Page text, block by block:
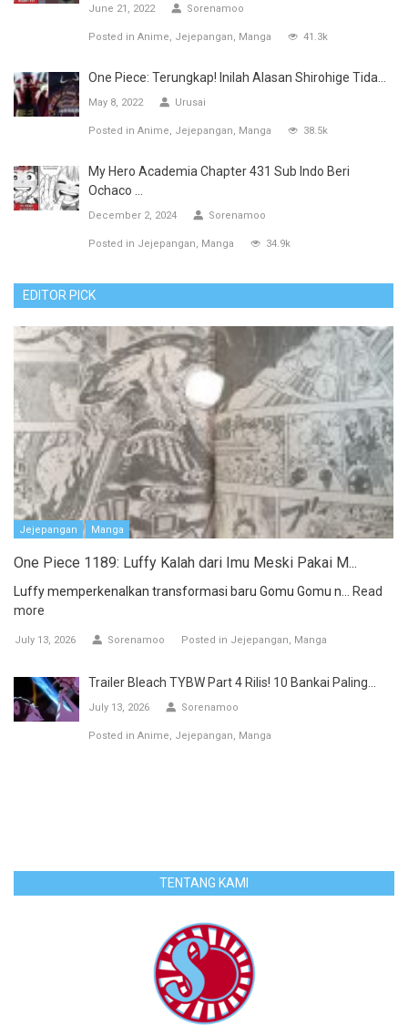
June 21, 2022 Sorenamoo
Posted in Anime Jejepangan Manga 41.3k
One Piece: Terungkap! Inilah Alasan Shirohige Tida...
May 8, 2022 Urusai
Posted in Anime Jejepangan Manga 38.5k
My Hero Academia Chapter 431 Sub Indo Beri
Ochaco ...
December 2, 2024 Sorenamoo
Posted in Jejepangan Manga 34.9k
EDITOR PICK
Jejepangan Manga
One Piece 1189: Luffy Kalah dari Imu Meski Pakai M...
Luffy memperkenalkan transformasi baru Gomu Gomu n... Read
more
July 13, 2026 Sorenamoo Posted in Jejepangan Manga
Trailer Bleach TYBW Part 4 Rilis! 10 Bankai Paling...
July 13, 2026 Sorenamoo
Posted in Anime Jejepangan Manga
TENTANG KAMI